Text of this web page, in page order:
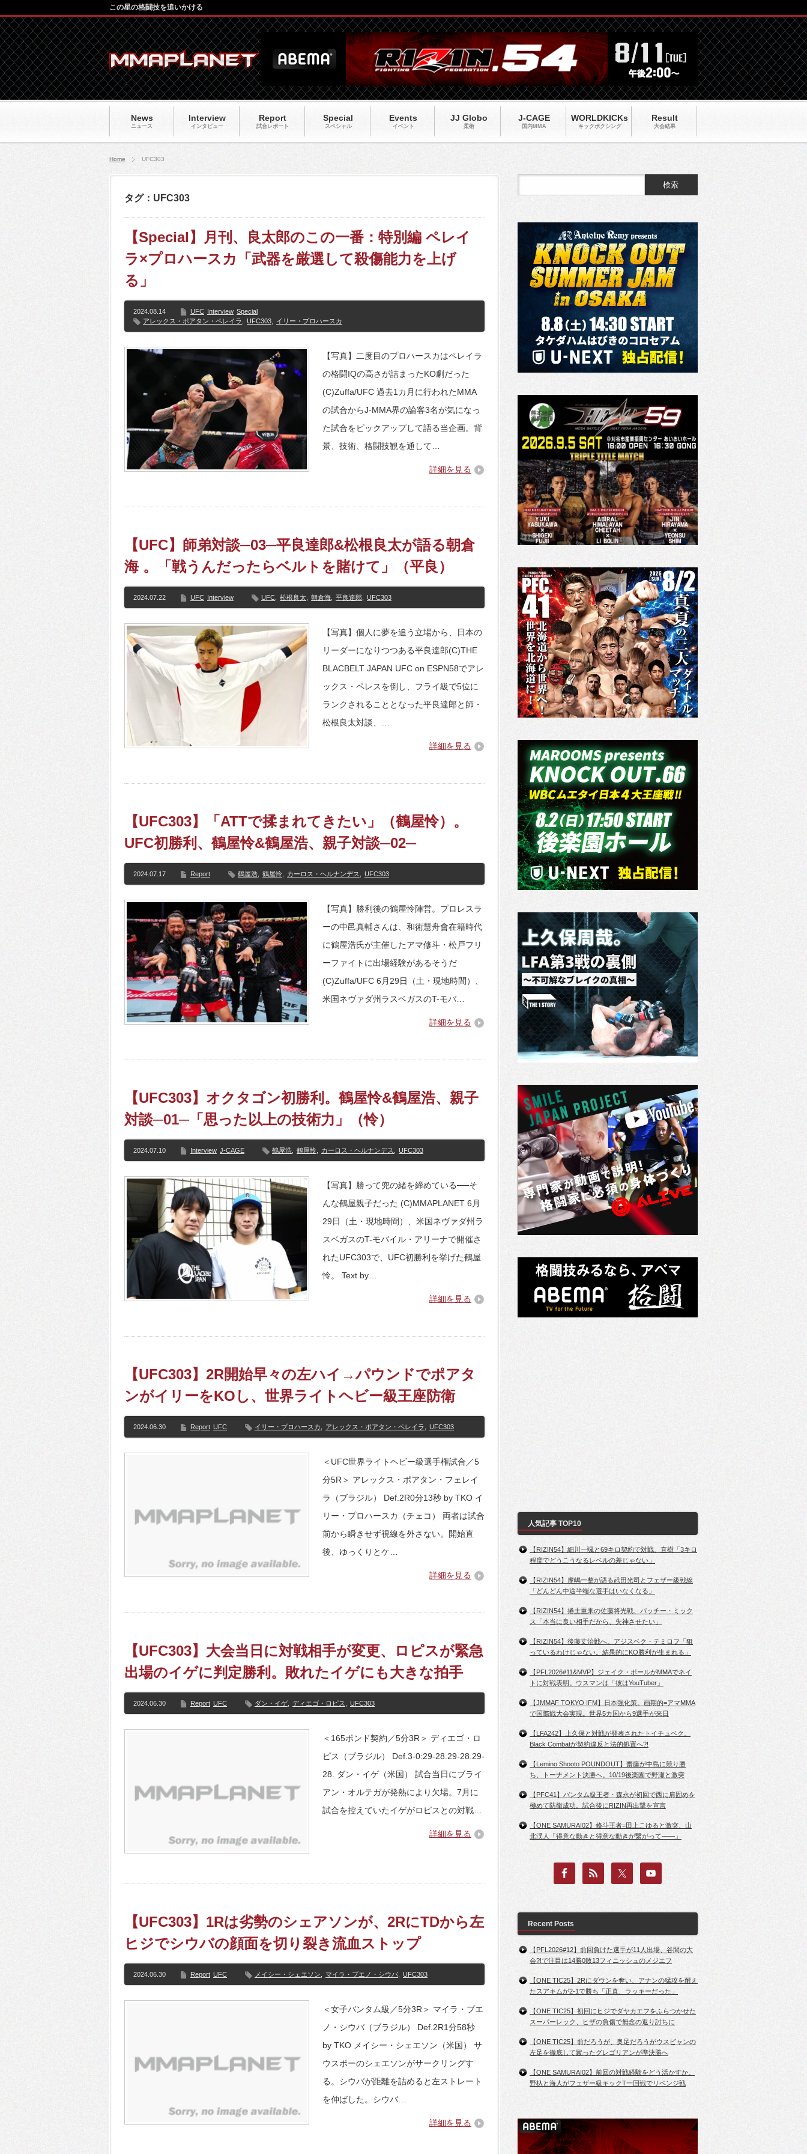
News
ニュース
Interview
インタビュー
Report
試合レポート
Special
スペシャル
Events
イベント
JJ Globo
柔術
J-CAGE
国内MMA
WORLDKICKs
キックポクシング
Result
大会結果
この星の格闘技を追いかける
Home UFC303
タグ：UFC303
【Special】月刊、良太郎のこの一番：特別編 ペレイ
ラ×プロハースカ「武器を厳選して殺傷能力を上げ
る」
2024.08.14 UFC Interview Special
アレックス・ポアタン・ペレイラ
UFC303 イリー・プロハースカ
【写真】二度目のプロハースカはペレイラ
の格闘IQの高さが詰まったKO劇だった
(C)Zuffa/UFC 過去1カ月に行われたMMA
の試合からJ-MMA界の論客3名が気になっ
た試合をピックアップして語る当企画。背
景、技術、格闘技観を通して…
詳細を見る
【UFC】師弟対談─03─平良達郎&松根良太が語る朝倉
海 。「戦うんだったらベルトを賭けて」（平良）
2024.07.22 UFC Interview UFC 松根良太 朝倉海 平良達郎 UFC303
【写真】個人に夢を追う立場から、日本の
リーダーになりつつある平良達郎(C)THE
BLACBELT JAPAN UFC on ESPN58でアレ
ックス・ペレスを倒し、フライ級で5位に
ランクされることとなった平良達郎と師・
松根良太対談、…
詳細を見る
【UFC303】「ATTで揉まれてきたい」（鶴屋怜）。
UFC初勝利、鶴屋怜&鶴屋浩、親子対談─02─
2024.07.17 Report 鶴屋浩 鶴屋怜 カーロス・ヘルナンデス UFC303
【写真】勝利後の鶴屋怜陣営。プロレスラ
ーの中邑真輔さんは、和術慧舟會在籍時代
に鶴屋浩氏が主催したアマ修斗・松戸フリ
ーファイトに出場経験があるそうだ
(C)Zuffa/UFC 6月29日（土・現地時間）、
米国ネヴァダ州ラスベガスのT-モバ…
詳細を見る
【UFC303】オクタゴン初勝利。鶴屋怜&鶴屋浩、親子
対談─01─「思った以上の技術力」（怜）
2024.07.10 Interview J-CAGE 鶴屋浩 鶴屋怜 カーロス・ヘルナンデス UFC303
【写真】勝って兜の緒を締めている──そ
んな鶴屋親子だった (C)MMAPLANET 6月
29日（土・現地時間）、米国ネヴァダ州ラ
スベガスのT-モバイル・アリーナで開催さ
れたUFC303で、UFC初勝利を挙げた鶴屋
怜。 Text by…
詳細を見る
【UFC303】2R開始早々の左ハイ→パウンドでポアタ
ンがイリーをKOし、世界ライトヘビー級王座防衛
2024.06.30 Report UFC イリー・プロハースカ アレックス・ポアタン・ペレイラ UFC303
＜UFC世界ライトヘビー級選手権試合／5
分5R＞ アレックス・ポアタン・フェレイ
ラ（ブラジル） Def.2R0分13秒 by TKO イ
リー・プロハースカ（チェコ） 両者は試合
前から瞬きせず視線を外さない。開始直
後、ゆっくりとケ…
詳細を見る
【UFC303】大会当日に対戦相手が変更、ロピスが緊急
出場のイゲに判定勝利。敗れたイゲにも大きな拍手
2024.06.30 Report UFC ダン・イゲ, ディエゴ・ロピス UFC303
＜165ポンド契約／5分3R＞ ディエゴ・ロ
ピス（ブラジル） Def.3-0:29-28.29-28.29-
28. ダン・イゲ（米国） 試合当日にブライ
アン・オルテガが発熱により欠場。7月に
試合を控えていたイゲがロピスとの対戦…
詳細を見る
【UFC303】1Rは劣勢のシェアソンが、2RにTDから左
ヒジでシウバの顔面を切り裂き流血ストップ
2024.06.30 Report UFC メイシー・シェエソン マイラ・ブエノ・シウバ UFC303
＜女子バンタム級／5分3R＞ マイラ・ブエ
ノ・シウバ（ブラジル） Def.2R1分58秒
by TKO メイシー・シェエソン（米国） サ
ウスポーのシェエソンがサークリングす
る。シウバが距離を詰めると左ストレート
を伸ばした。シウバ…
詳細を見る
人気記事 TOP10
【RIZIN54】細川一颯と69キロ契約で対戦、直樹「3キロ
程度でどうこうなるレベルの差じゃない」
【RIZIN54】摩嶋一整が語る武田光司とフェザー級戦線
「どんどん中途半端な選手はいなくなる」
【RIZIN54】捲土重来の佐藤将光戦、パッチー・ミック
ス「本当に良い相手だから、失神させたい」
【RIZIN54】後藤丈治戦へ。アジスベク・テミロフ「狙
っているわけじゃない。結果的にKO勝利が生まれる」
【PFL2026#11&MVP】ジェイク・ポールがMMAでネイ
トに対戦表明。ウスマンは「彼はYouTuber」
【JMMAF TOKYO IFM】日本強化策。画期的=アマMMA
で国際戦大会実現。世界5カ国から9選手が来日
【LFA242】上久保と対戦が発表されたトイチュベク。
Black Combatが契約違反と法的処置へ?!
【Lemino Shooto POUNDOUT】齋藤が中島に競り勝
ち、トーナメント決勝へ。10/19後楽園で野瀬と激突
【PFC41】バンタム級王者・森永が初回で西に肩固めを
極めて防衛成功。試合後にRIZIN再出撃を宣言
【ONE SAMURAI02】修斗王者=田上こゆると激突、山
北渓人「得意な動きと得意な動きが繋がって――」
Recent Posts
【PFL2026#12】前回負けた選手が11人出場、谷間の大
会?!で注目は14勝0敗13フィニッシュのメジエフ
【ONE TIC25】2Rにダウンを奪い、アナンの猛攻を耐え
たスアキムが2-1で勝ち「正直、ラッキーだった」
【ONE TIC25】初回にヒジでダヤカエフをふらつかせた
スーパーレック、ヒザの負傷で無念の返り討ちに
【ONE TIC25】前だろうが、奥足だろうがウスビャンの
左足を徹底して蹴ったグレゴリアンが準決勝へ
【ONE SAMURAI02】前回の対戦経験をどう活かすか。
野杁と海人がフェザー級キックT一回戦でリベンジ戦